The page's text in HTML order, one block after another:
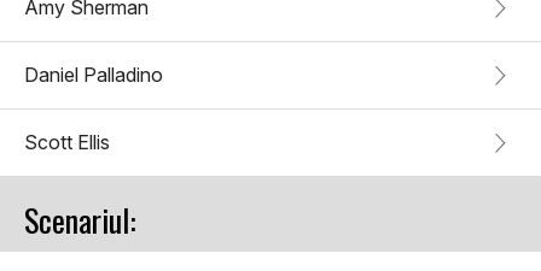
Amy Sherman
Daniel Palladino
Scott Ellis
Scenariul: